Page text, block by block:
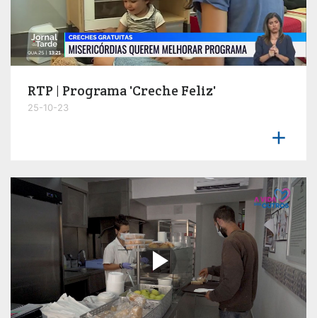
RTP | Programa 'Creche Feliz'
25-10-23

